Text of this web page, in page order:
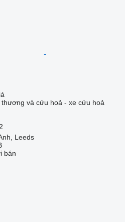
và cứu hoả - xe cứu hoả
Leeds
bán